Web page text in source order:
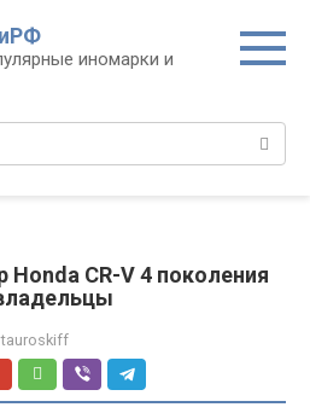
иномарки и
Honda CR-V 4 поколения
tauroskiff